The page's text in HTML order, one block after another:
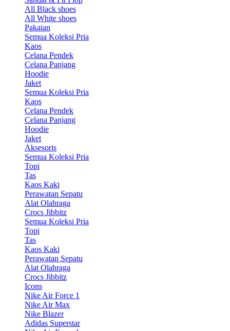
All Black shoes
All White shoes
Pakaian
Semua Koleksi Pria
Kaos
Celana Pendek
Celana Panjang
Hoodie
Jaket
Semua Koleksi Pria
Kaos
Celana Pendek
Celana Panjang
Hoodie
Jaket
Aksesoris
Semua Koleksi Pria
Topi
Tas
Kaos Kaki
Perawatan Sepatu
Alat Olahraga
Crocs Jibbitz
Semua Koleksi Pria
Topi
Tas
Kaos Kaki
Perawatan Sepatu
Alat Olahraga
Crocs Jibbitz
Icons
Nike Air Force 1
Nike Air Max
Nike Blazer
Adidas Superstar